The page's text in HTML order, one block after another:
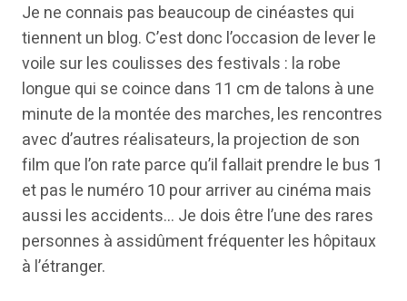
Je ne connais pas beaucoup de cinéastes qui
tiennent un blog. C’est donc l’occasion de lever le
voile sur les coulisses des festivals : la robe
longue qui se coince dans 11 cm de talons à une
minute de la montée des marches, les rencontres
avec d’autres réalisateurs, la projection de son
film que l’on rate parce qu’il fallait prendre le bus 1
et pas le numéro 10 pour arriver au cinéma mais
aussi les accidents… Je dois être l’une des rares
personnes à assidûment fréquenter les hôpitaux
à l’étranger.